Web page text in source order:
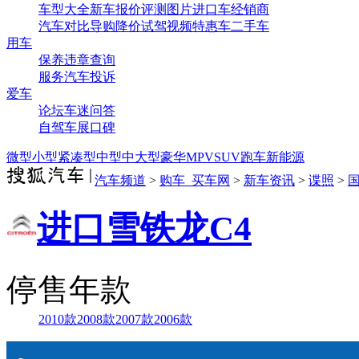
车型大全新车报价评测 图片进口车经销商
汽车对比导购降价试驾视频特惠车二手车
用车
保养违章查询
服务汽车投诉
爱车
论坛车迷问答
自驾车展口碑
微型小型紧凑型中型中大型豪华MPVSUV跑车新能源
汽车频道 > 购车_买车网 > 新车资讯 > 谍照 >
进口雪铁龙C4
停售年款
2010款2008款2007款2006款